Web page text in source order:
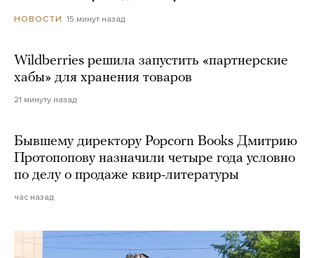
НОВОСТИ 15 минут назад
Wildberries решила запустить «партнерские
хабы» для хранения товаров
21 минуту назад
Бывшему директору Popcorn Books Дмитрию
Протопопову назначили четыре года условно
по делу о продаже квир-литературы
час назад